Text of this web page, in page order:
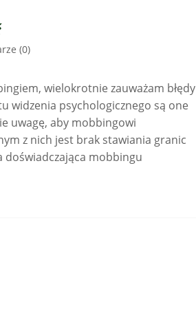
(0)
wielokrotnie zauważam błędy
widzenia psychologicznego są one
uwagę, aby mobbingowi
z nich jest brak stawiania granic
mobbingu